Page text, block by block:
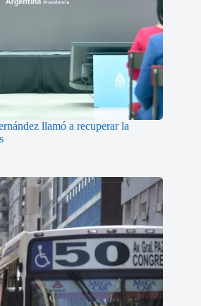
llamó a recuperar la